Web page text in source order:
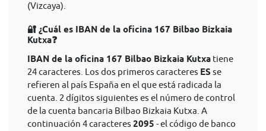
(Vizcaya).
🔐 ¿Cuál es IBAN de la oficina 167 Bilbao Bizkaia
Kutxa❓
IBAN de la oficina 167 Bilbao Bizkaia Kutxa tiene
24 caracteres. Los dos primeros caracteres ES se
refieren al país España en el que está radicada la
cuenta. 2 dígitos siguientes es el número de control
de la cuenta bancaria Bilbao Bizkaia Kutxa. A
continuación 4 caracteres 2095 - el código de banco